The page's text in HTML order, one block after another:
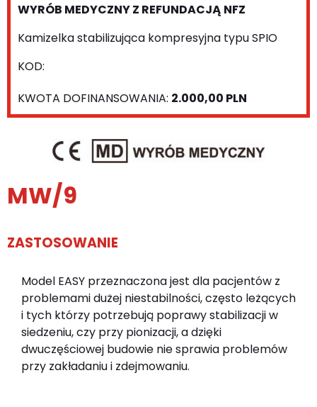
WYRÓB MEDYCZNY Z REFUNDACJĄ NFZ
Kamizelka stabilizująca kompresyjna typu SPIO
KOD:
KWOTA DOFINANSOWANIA: 2.000,00 PLN
MW/9
ZASTOSOWANIE
Model EASY przeznaczona jest dla pacjentów z
problemami dużej niestabilności, często leżących
i tych którzy potrzebują poprawy stabilizacji w
siedzeniu, czy przy pionizacji, a dzięki
dwuczęściowej budowie nie sprawia problemów
przy zakładaniu i zdejmowaniu.